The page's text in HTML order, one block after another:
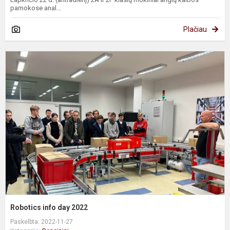
pamokose anal...
Plačiau
Robotics info day 2022
Paskelbta: 2022-11-27